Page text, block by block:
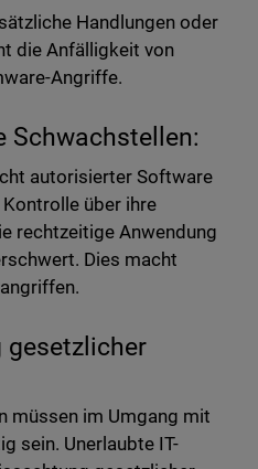
Handlungen oder
die Anfälligkeit von
Angriffe.
Schwachstellen:
autorisierter Software
über ihre
rechtzeitige Anwendung
Dies macht
müssen im Umgang mit
sein. Unerlaubte IT-